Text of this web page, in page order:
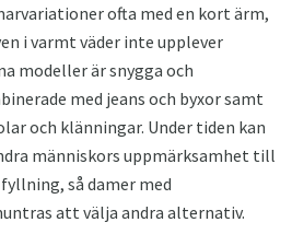
ofta med en kort ärm,
i varmt väder inte upplever
modeller är snygga och
med jeans och byxor samt
och klänningar. Under tiden kan
människors uppmärksamhet till
så damer med
att välja andra alternativ.